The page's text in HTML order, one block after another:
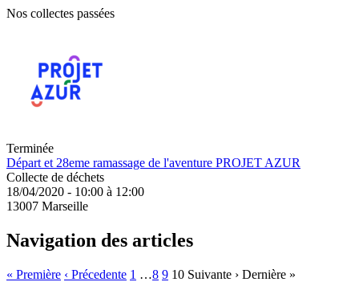
Nos collectes passées
Terminée
Départ et 28eme ramassage de l'aventure PROJET AZUR
Collecte de déchets
18/04/2020 - 10:00 à 12:00
13007 Marseille
Navigation des articles
« Première ‹ Précedente 1 …8 9 10 Suivante › Dernière »